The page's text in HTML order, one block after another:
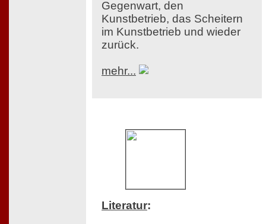
Gegenwart, den
Kunstbetrieb, das Scheitern
im Kunstbetrieb und wieder
zurück.
mehr...
Literatur: